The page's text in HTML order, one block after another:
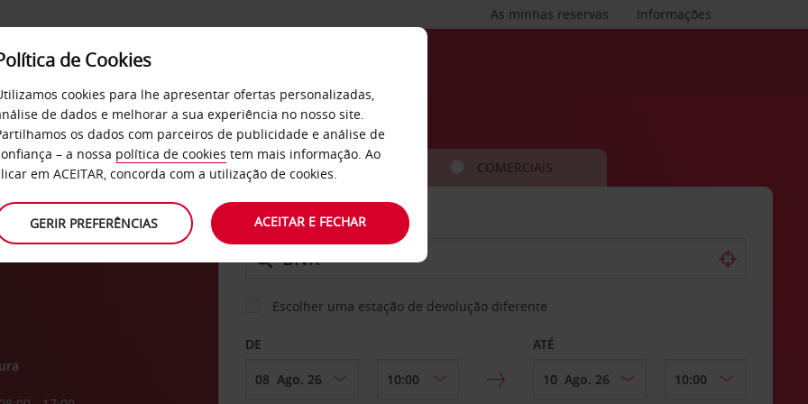
Informações
As minhas reservas
SERVIÇOS EMPRESAS
de
CARRO COMERCIAIS
LEVANTAR EM
Escolher uma estação de devolução diferente
DE ATÉ
de Cookies
cookies para lhe apresentar ofertas personalizadas,
de dados e melhorar a sua experiência no nosso site.
os dados com parceiros de publicidade e análise de
– a nossa política de cookies tem mais informação. Ao
em ACEITAR, concorda com a utilização de cookies.
GERIR PREFERÊNCIAS ACEITAR E FECHAR